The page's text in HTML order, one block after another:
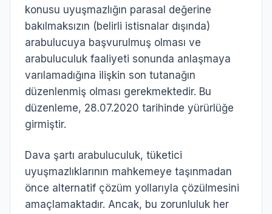
konusu uyuşmazlığın parasal değerine
bakılmaksızın (belirli istisnalar dışında)
arabulucuya başvurulmuş olması ve
arabuluculuk faaliyeti sonunda anlaşmaya
varılamadığına ilişkin son tutanağın
düzenlenmiş olması gerekmektedir. Bu
düzenleme, 28.07.2020 tarihinde yürürlüğe
girmiştir.
Dava şartı arabuluculuk, tüketici
uyuşmazlıklarının mahkemeye taşınmadan
önce alternatif çözüm yollarıyla çözülmesini
amaçlamaktadır. Ancak, bu zorunluluk her